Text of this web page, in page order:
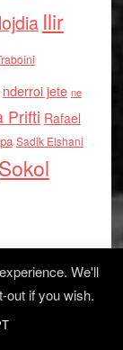
Ilir
nderroi jete ne
Prifti Rafael
Sadik Elshani
Sokol
We'll
out if you wish.